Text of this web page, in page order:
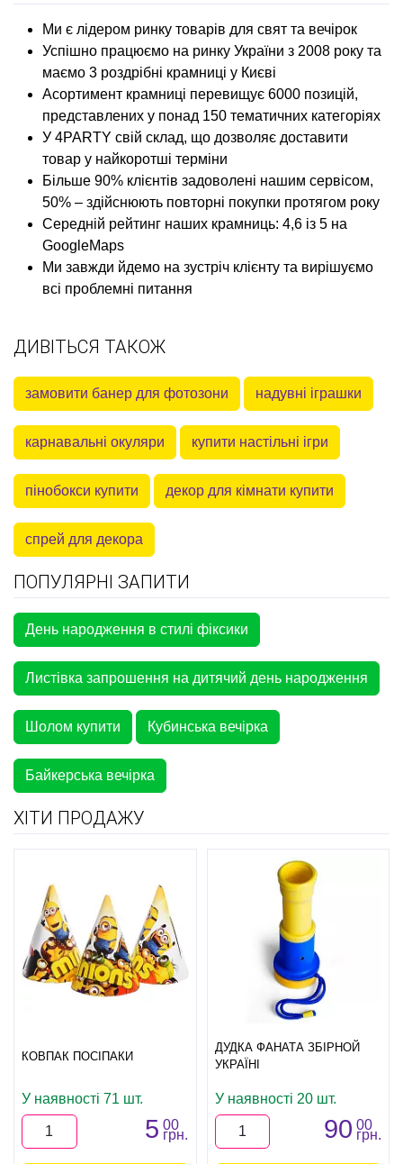
Ми є лідером ринку товарів для свят та вечірок
Успішно працюємо на ринку України з 2008 року та
маємо 3 роздрібні крамниці у Києві
Асортимент крамниці перевищує 6000 позицій,
представлених у понад 150 тематичних категоріях
У 4PARTY свій склад, що дозволяє доставити
товар у найкоротші терміни
Більше 90% клієнтів задоволені нашим сервісом,
50% – здійснюють повторні покупки протягом року
Середній рейтинг наших крамниць: 4,6 із 5 на
GoogleMaps
Ми завжди йдемо на зустріч клієнту та вирішуємо
всі проблемні питання
ДИВІТЬСЯ ТАКОЖ
замовити банер для фотозони надувні іграшки
карнавальні окуляри купити настільні ігри
пінобокси купити декор для кімнати купити
спрей для декора
ПОПУЛЯРНІ ЗАПИТИ
День народження в стилі фіксики
Листівка запрошення на дитячий день народження
Шолом купити Кубинська вечірка
Байкерська вечірка
ХІТИ ПРОДАЖУ
КОВПАК ПОСІПАКИ
У наявності 71 шт.
5 00
грн.
ДУДКА ФАНАТА ЗБІРНОЙ
УКРАЇНІ
У наявності 20 шт.
90 00
грн.